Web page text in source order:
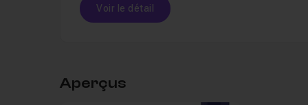
Voir le détail
Aperçus